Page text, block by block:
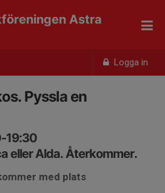
Logga in
Astra
Pyssla en
19:30
eller Alda. Återkommer.
med plats